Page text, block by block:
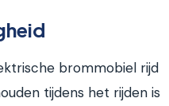
brommobiel rijd
tijdens het rijden is